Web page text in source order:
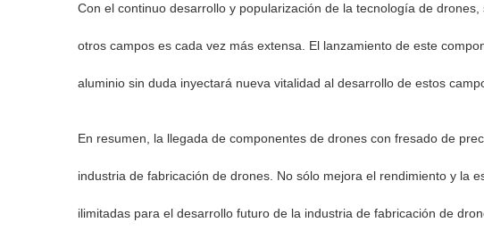
Con el continuo desarrollo y popularización de la tecnología de
otros campos es cada vez más extensa. El lanzamiento de este
aluminio sin duda inyectará nueva vitalidad al desarrollo de estos
En resumen, la llegada de componentes de drones con fresado de
industria de fabricación de drones. No sólo mejora el rendimiento y la
ilimitadas para el desarrollo futuro de la industria de fabricación de